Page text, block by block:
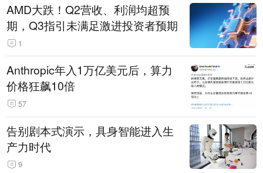
AMD大跌！Q2营收、利润均超预
期，Q3指引未满足激进投资者预期
1
Anthropic年入1万亿美元后，算力
价格狂飙10倍
57
告别剧本式演示，具身智能进入生
产力时代
9